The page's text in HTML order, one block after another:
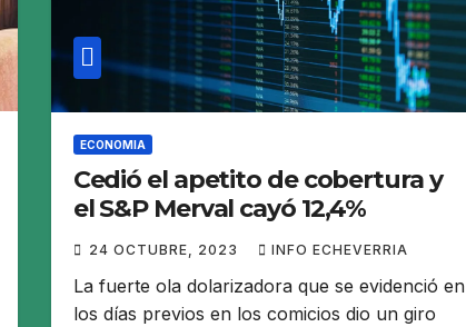
ECONOMIA
Cedió el apetito de cobertura y
el S&P Merval cayó 12,4%
24 OCTUBRE, 2023 INFO ECHEVERRIA
La fuerte ola dolarizadora que se evidenció en
los días previos en los comicios dio un giro